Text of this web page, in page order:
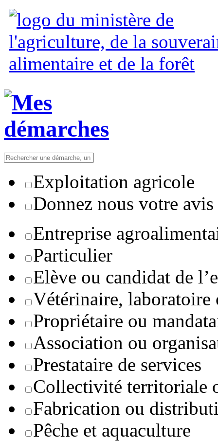
Exploitation agricole
Donnez nous votre avis
Entreprise
Particulier
Elève ou candidat de
Vétérinaire, laboratoire
Propriétaire ou
Association ou
Prestataire de services
Collectivité territoriale
Fabrication ou
Pêche et aquaculture